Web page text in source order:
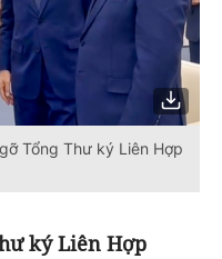
Tổng Thư ký Liên Hợp
ký Liên Hợp